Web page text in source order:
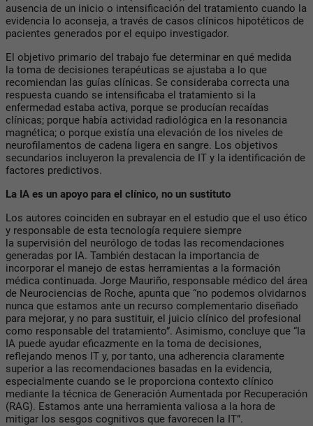
ausencia de un inicio o intensificación del tratamiento cuando la
evidencia lo aconseja, a través de casos clínicos hipotéticos de
pacientes generados por el equipo investigador.
El objetivo primario del trabajo fue determinar en qué medida
la toma de decisiones terapéuticas se ajustaba a lo que
recomiendan las guías clínicas. Se consideraba correcta una
respuesta cuando se intensificaba el tratamiento si la
enfermedad estaba activa, porque se producían recaídas
clínicas; porque había actividad radiológica en la resonancia
magnética; o porque existía una elevación de los niveles de
neurofilamentos de cadena ligera en sangre. Los objetivos
secundarios incluyeron la prevalencia de IT y la identificación de
factores predictivos.
La IA es un apoyo para el clínico, no un sustituto
Los autores coinciden en subrayar en el estudio que el uso ético
y responsable de esta tecnología requiere siempre
la supervisión del neurólogo de todas las recomendaciones
generadas por IA. También destacan la importancia de
incorporar el manejo de estas herramientas a la formación
médica continuada. Jorge Mauriño, responsable médico del área
de Neurociencias de Roche, apunta que “no podemos olvidarnos
nunca que estamos ante un recurso complementario diseñado
para mejorar, y no para sustituir, el juicio clínico del profesional
como responsable del tratamiento”. Asimismo, concluye que “la
IA puede ayudar eficazmente en la toma de decisiones,
reflejando menos IT y, por tanto, una adherencia claramente
superior a las recomendaciones basadas en la evidencia,
especialmente cuando se le proporciona contexto clínico
mediante la técnica de Generación Aumentada por Recuperación
(RAG). Estamos ante una herramienta valiosa a la hora de
mitigar los sesgos cognitivos que favorecen la IT”.